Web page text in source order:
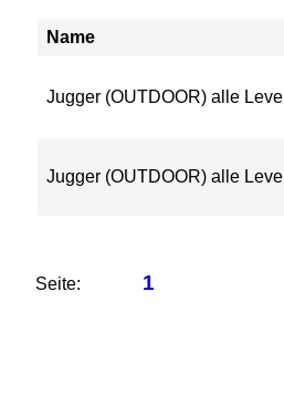
Name
Jugger (OUTDOOR) alle Level
Jugger (OUTDOOR) alle Level
Seite: 1